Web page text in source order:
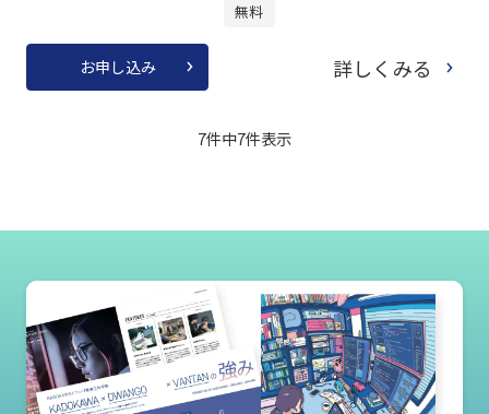
無料
お申し込み 詳しくみる
7件中7件表示